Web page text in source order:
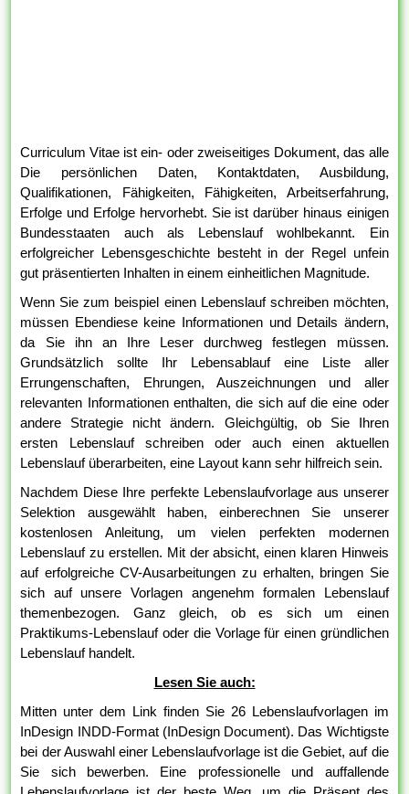
Curriculum Vitae ist ein- oder zweiseitiges Dokument, das alle
Die persönlichen Daten, Kontaktdaten, Ausbildung,
Qualifikationen, Fähigkeiten, Fähigkeiten, Arbeitserfahrung,
Erfolge und Erfolge hervorhebt. Sie ist darüber hinaus einigen
Bundesstaaten auch als Lebenslauf wohlbekannt. Ein
erfolgreicher Lebensgeschichte besteht in der Regel unfein
gut präsentierten Inhalten in einem einheitlichen Magnitude.
Wenn Sie zum beispiel einen Lebenslauf schreiben möchten,
müssen Ebendiese keine Informationen und Details ändern,
da Sie ihn an Ihre Leser durchweg festlegen müssen.
Grundsätzlich sollte Ihr Lebensablauf eine Liste aller
Errungenschaften, Ehrungen, Auszeichnungen und aller
relevanten Informationen enthalten, die sich auf die eine oder
andere Strategie nicht ändern. Gleichgültig, ob Sie Ihren
ersten Lebenslauf schreiben oder auch einen aktuellen
Lebenslauf überarbeiten, eine Layout kann sehr hilfreich sein.
Nachdem Diese Ihre perfekte Lebenslaufvorlage aus unserer
Selektion ausgewählt haben, einberechnen Sie unserer
kostenlosen Anleitung, um vielen perfekten modernen
Lebenslauf zu erstellen. Mit der absicht, einen klaren Hinweis
auf erfolgreiche CV-Ausarbeitungen zu erhalten, bringen Sie
sich auf unsere Vorlagen angenehm formalen Lebenslauf
themenbezogen. Ganz gleich, ob es sich um einen
Praktikums-Lebenslauf oder die Vorlage für einen gründlichen
Lebenslauf handelt.
Lesen Sie auch:
Mitten unter dem Link finden Sie 26 Lebenslaufvorlagen im
InDesign INDD-Format (InDesign Document). Das Wichtigste
bei der Auswahl einer Lebenslaufvorlage ist die Gebiet, auf die
Sie sich bewerben. Eine professionelle und auffallende